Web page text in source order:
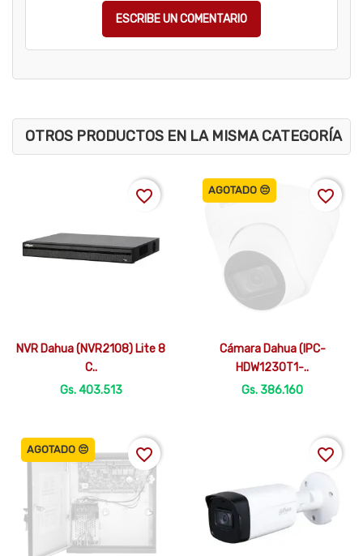
ESCRIBE UN COMENTARIO
OTROS PRODUCTOS EN LA MISMA CATEGORÍA
Vista rápida
NVR Dahua (NVR2108) Lite 8
C..
Gs. 403.513
favorite_border
Vista rápida
Cámara Dahua (IPC-
HDW1230T1-..
Gs. 386.160
AGOTADO 😔 favorite_border
AGOTADO 😔 favorite_border favorite_border